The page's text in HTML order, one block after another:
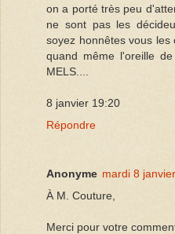
on a porté très peu
ne sont pas les
soyez honnêtes vous
quand même l'oreille
MELS....
8 janvier 19:20
Répondre
Anonyme mardi 8
À M. Couture,
Merci pour votre